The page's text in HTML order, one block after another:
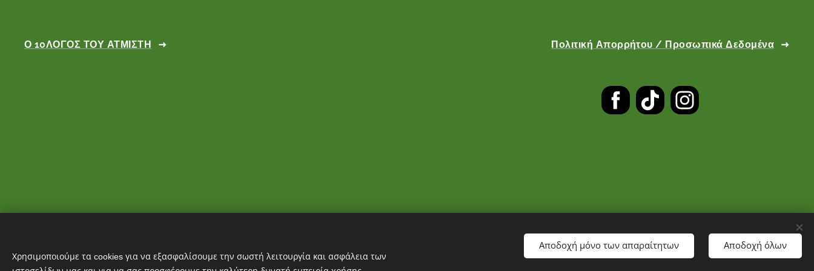
Ο 10ΛΟΓΟΣ ΤΟΥ ΑΤΜΙΣΤΗ Πολιτική Απορρήτου / Προσωπικά Δεδομένα
Χρησιμοποιούμε τα cookies για να εξασφαλίσουμε την σωστή λειτουργία και ασφάλεια των
Αποδοχή μόνο των απαραίτητων Αποδοχή όλων